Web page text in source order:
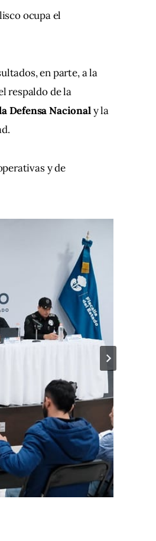
ocupa el
en parte, a la
respaldo de la
Defensa Nacional y la
y de